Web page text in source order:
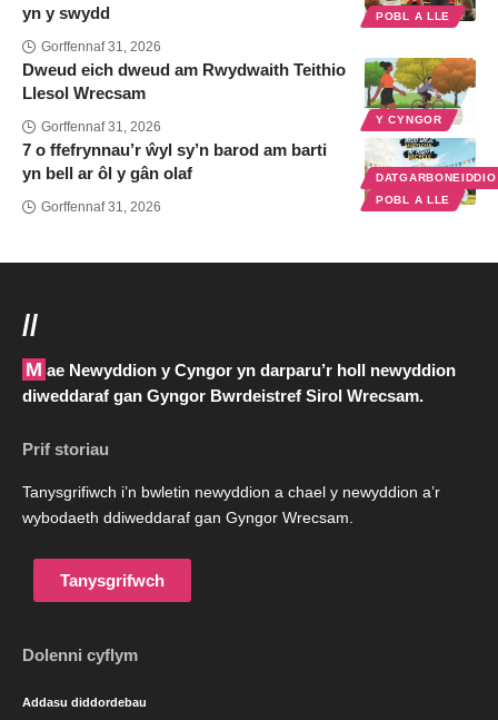
POBL A LLE
yn y swydd
Gorffennaf 31, 2026
Y CYNGOR
Dweud eich dweud am Rwydwaith Teithio
Llesol Wrecsam
Gorffennaf 31, 2026
POBL A LLE
7 o ffefrynnau’r ŵyl sy’n barod am barti
yn bell ar ôl y gân olaf
Gorffennaf 31, 2026
//
Mae Newyddion y Cyngor yn darparu’r holl newyddion
diweddaraf gan Gyngor Bwrdeistref Sirol Wrecsam.
Prif storiau
Tanysgrifiwch i’n bwletin newyddion a chael y newyddion a’r
wybodaeth ddiweddaraf gan Gyngor Wrecsam.
Tanysgrifwch
Dolenni cyflym
Addasu diddordebau